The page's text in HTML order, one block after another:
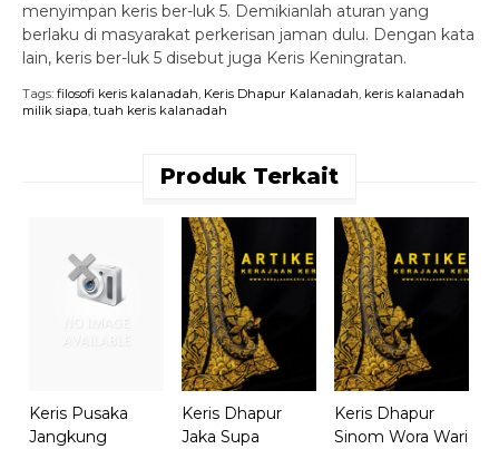
menyimpan keris ber-luk 5. Demikianlah aturan yang
berlaku di masyarakat perkerisan jaman dulu. Dengan kata
lain, keris ber-luk 5 disebut juga Keris Keningratan.
Tags: filosofi keris kalanadah, Keris Dhapur Kalanadah, keris kalanadah
milik siapa, tuah keris kalanadah
Produk Terkait
Keris Pusaka
Jangkung
Keris Dhapur
Jaka Supa
Keris Dhapur
Sinom Wora Wari